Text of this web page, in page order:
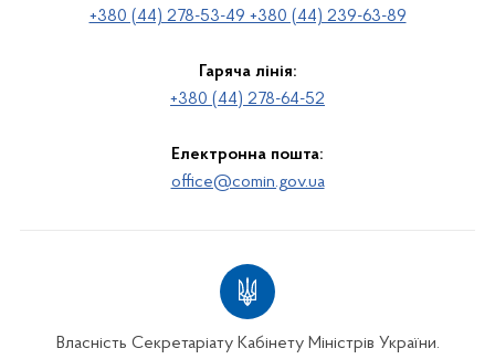
+380 (44) 278-53-49 +380 (44) 239-63-89
Гаряча лінія:
+380 (44) 278-64-52
Електронна пошта:
office@comin.gov.ua
Власність Секретаріату Кабінету Міністрів України.